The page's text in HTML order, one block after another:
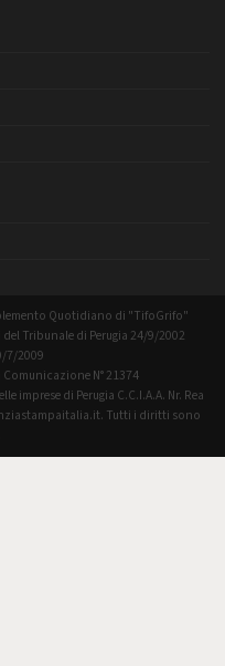
Quotidiano di "TifoGrifo"
Tribunale di Perugia 24/9/2002
7/2009
N° 21374
imprese di Perugia C.C.I.A.A. Nr. Rea
Tutti i diritti sono